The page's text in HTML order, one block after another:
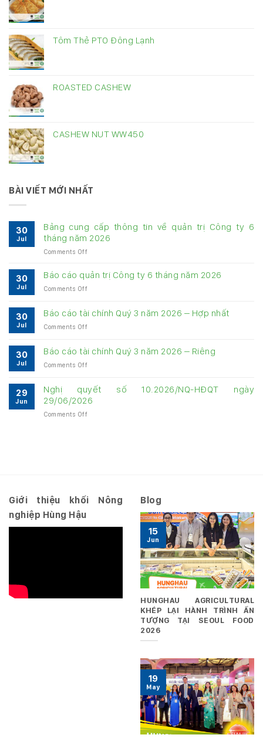
Tôm Thẻ PTO Đông Lạnh
ROASTED CASHEW
CASHEW NUT WW450
BÀI VIẾT MỚI NHẤT
30
Jul
Bảng cung cấp thông tin về quản trị Công ty 6
tháng năm 2026
Comments Offon
cung
về
ty
6
2026
30
Jul
Báo cáo quản trị Công ty 6 tháng năm 2026
Comments Offon
quản
ty
2026
30
Jul
Báo cáo tài chính Quý 3 năm 2026 – Hợp nhất
Comments Offon
tài
3
năm
2026
30
Jul
Báo cáo tài chính Quý 3 năm 2026 – Riêng
Comments Offon
cáo
tài
chính
Quý
29
Jun
Nghị quyết số 10.2026/NQ-HĐQT ngày
29/06/2026
Comments Offon
Giới thiệu khối Nông
nghiệp Hùng Hậu
Blog
HUNGHAU AGRICULTURAL
KHÉP LẠI HÀNH TRÌNH ẤN
TƯỢNG TẠI SEOUL FOOD
2026
15
Jun
19
May